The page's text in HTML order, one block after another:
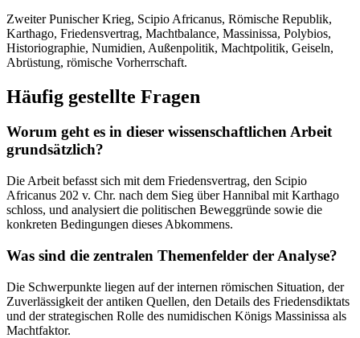
Zweiter Punischer Krieg, Scipio Africanus, Römische Republik,
Karthago, Friedensvertrag, Machtbalance, Massinissa, Polybios,
Historiographie, Numidien, Außenpolitik, Machtpolitik, Geiseln,
Abrüstung, römische Vorherrschaft.
Häufig gestellte Fragen
Worum geht es in dieser wissenschaftlichen Arbeit
grundsätzlich?
Die Arbeit befasst sich mit dem Friedensvertrag, den Scipio
Africanus 202 v. Chr. nach dem Sieg über Hannibal mit Karthago
schloss, und analysiert die politischen Beweggründe sowie die
konkreten Bedingungen dieses Abkommens.
Was sind die zentralen Themenfelder der Analyse?
Die Schwerpunkte liegen auf der internen römischen Situation, der
Zuverlässigkeit der antiken Quellen, den Details des Friedensdiktats
und der strategischen Rolle des numidischen Königs Massinissa als
Machtfaktor.